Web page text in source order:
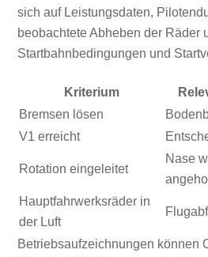
sich auf Leistungsdaten,
beobachtete Abheben der Räder
Startbahnbedingungen und
Kriterium
Bremsen lösen
V1 erreicht
Rotation eingeleitet
Nase
Hauptfahrwerksräder in
der Luft
Betriebsaufzeichnungen können